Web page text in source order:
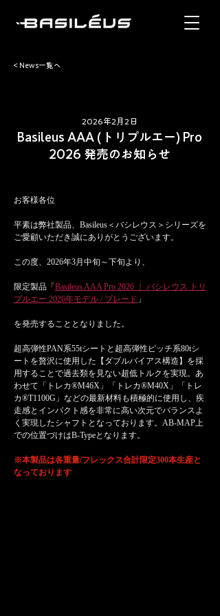
< News一覧へ
2026年2月2日
Basileus AAA (トリプルエー) Pro
2026 発売のお知らせ
お客様各位
平素は弊社製品、Basileus＜バシレウス＞シリーズを
ご愛顧いただき誠にありがとうございます。
この度、2026年3月中旬～下旬より、
限定製品「 Basileus AAA Pro 2026 ｜ バシレウス トリ
プルエー 2026年モデル / ブレード 」
を発売することとなりました。
超高弾性PAN系55tシートと超高弾性ピッチ系80tシ
ートを贅沢に使用した【ダブルバイアス構造】を採
用することで過去類を見ない超低トルクを実現。あ
わせて「トレカ®M46X」「トレカ®M40X」「トレ
カ®T1100G」などの最新材料も積極的に使用し、疾
走感とインパクト感を非常に高い次元でバランスよ
く実現したシャフトとなっております。AB-MAP上
での位置づけはB-Typeとなります。
※本製品は各重量/フレックス合計限定300本生産と
なっております